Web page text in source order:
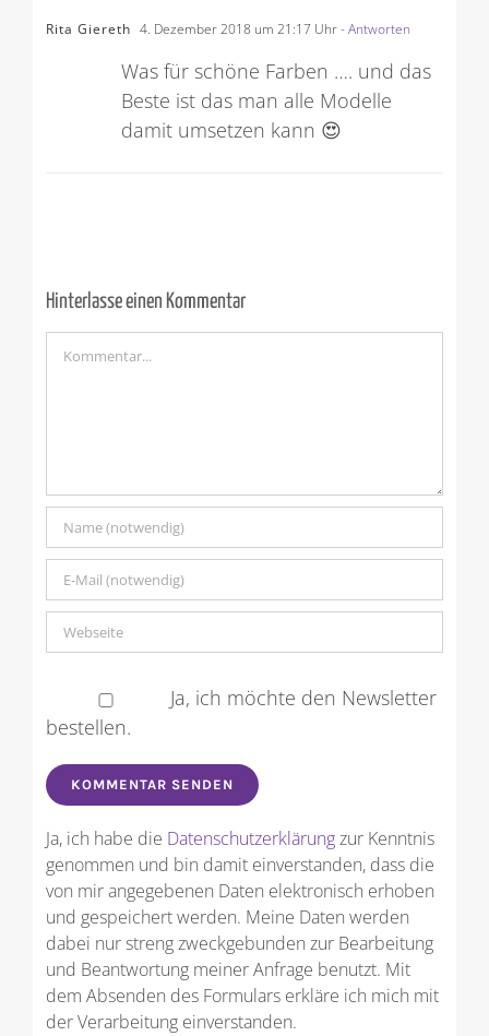
Rita Giereth 4. Dezember 2018 um 21:17 Uhr- Antworten
Was für schöne Farben …. und das
Beste ist das man alle Modelle
damit umsetzen kann 😍
Hinterlasse einen Kommentar
Kommentar
Ja, ich möchte den Newsletter
bestellen.
Ja, ich habe die Datenschutzerklärungzur Kenntnis
genommen und bin damit einverstanden, dass die
von mir angegebenen Daten elektronisch erhoben
und gespeichert werden. Meine Daten werden
dabei nur streng zweckgebunden zur Bearbeitung
und Beantwortung meiner Anfrage benutzt. Mit
dem Absenden des Formulars erkläre ich mich mit
der Verarbeitung einverstanden.